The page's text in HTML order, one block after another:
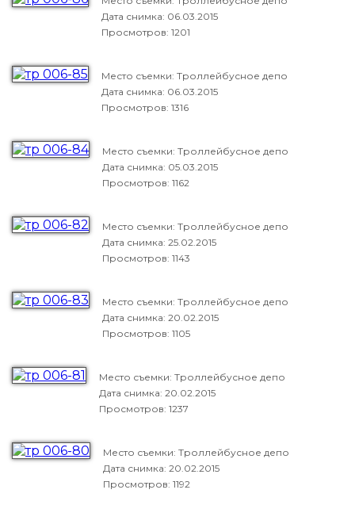
Дата снимка: 06.03.2015
Просмотров: 1201
Место съемки: Троллейбусное депо
Дата снимка: 06.03.2015
Просмотров: 1316
Место съемки: Троллейбусное депо
Дата снимка: 05.03.2015
Просмотров: 1162
Место съемки: Троллейбусное депо
Дата снимка: 25.02.2015
Просмотров: 1143
Место съемки: Троллейбусное депо
Дата снимка: 20.02.2015
Просмотров: 1105
Место съемки: Троллейбусное депо
Дата снимка: 20.02.2015
Просмотров: 1237
Место съемки: Троллейбусное депо
Дата снимка: 20.02.2015
Просмотров: 1192